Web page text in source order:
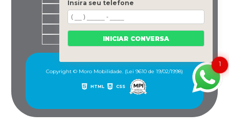
DESPACHANTES PARCEIROS
CONTATO
CATEGORIAS
MAPA DO SITE
Copyright © Moro Mobilidade. (Lei 9610 de 19/02/1998)
HTML CSS
1
Insira seu telefone
INICIAR CONVERSA